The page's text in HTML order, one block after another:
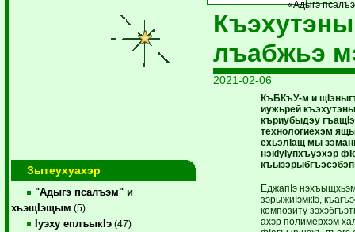
Зытеухуахэр
"Адыгэ псалъэм" и
хьэщIэщым (5)
Iуэху еплъыкIэ (47)
«Адыгэ
лъабжьэ
2021-02-06
КъБКъУ-м и
иужьрей
къриубыдэу
технологиехэм
ехьэлIащ мы
нэкIуIупхъуэхэр
ЕджапIэ
зэрыжиIэмкIэ,
композиту
ахэр полимерхэм